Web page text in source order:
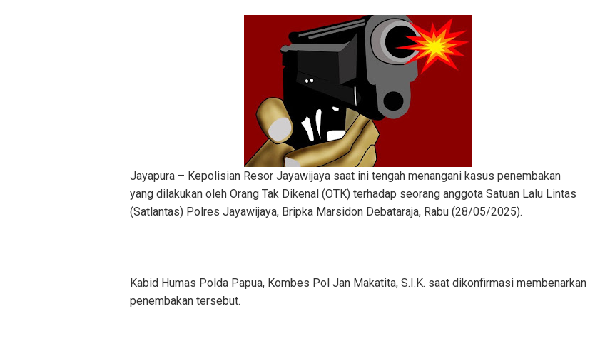
Jayapura – Kepolisian Resor Jayawijaya saat ini tengah menangani kasus penembakan
yang dilakukan oleh Orang Tak Dikenal (OTK) terhadap seorang anggota Satuan Lalu Lintas
(Satlantas) Polres Jayawijaya, Bripka Marsidon Debataraja, Rabu (28/05/2025).
Kabid Humas Polda Papua, Kombes Pol Jan Makatita, S.I.K. saat dikonfirmasi membenarkan
penembakan tersebut.